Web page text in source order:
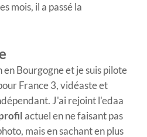
mois, il a passé la
en Bourgogne et je suis pilote
France 3, vidéaste et
J'ai rejoint l'edaa
actuel en ne faisant pas
mais en sachant en plus